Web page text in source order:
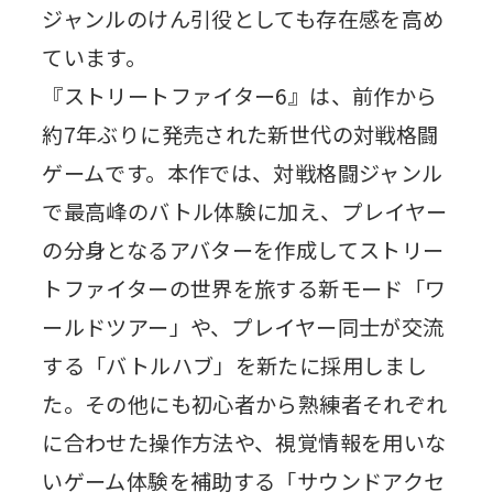
ジャンルのけん引役としても存在感を高め
ています。
『ストリートファイター6』は、前作から
約7年ぶりに発売された新世代の対戦格闘
ゲームです。本作では、対戦格闘ジャンル
で最高峰のバトル体験に加え、プレイヤー
の分身となるアバターを作成してストリー
トファイターの世界を旅する新モード「ワ
ールドツアー」や、プレイヤー同士が交流
する「バトルハブ」を新たに採用しまし
た。その他にも初心者から熟練者それぞれ
に合わせた操作方法や、視覚情報を用いな
いゲーム体験を補助する「サウンドアクセ